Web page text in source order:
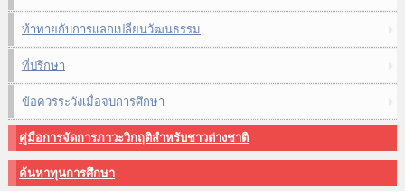
ท้าทายกับการแลกเปลี่ยนวัฒนธรรม
ที่ปรึกษา
ข้อควรระวังเมื่อจบการศึกษา
คู่มือการจัดการภาวะวิกฤติสำหรับชาวต่างชาติ
ค้นหาทุนการศึกษา